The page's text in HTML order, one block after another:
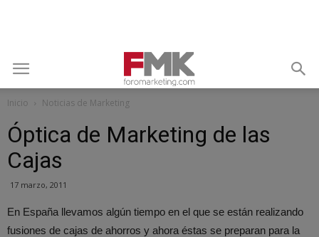
Inicio Noticias de Marketing
Óptica de Marketing de las
Cajas
17 marzo, 2011
En España llevamos algún tiempo en el que se están realizando
fusiones de cajas de ahorros y ahora éstas se preparan para la